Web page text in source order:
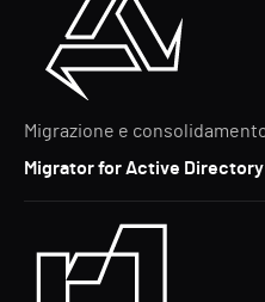
Migrazione e
Migrator for Active Directory